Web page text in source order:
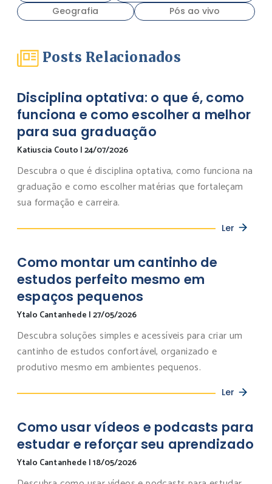
Geografia
Pós ao vivo
Posts Relacionados
Disciplina optativa: o que é, como
funciona e como escolher a melhor
para sua graduação
Katiuscia Couto |24/07/2026
Descubra o que é disciplina optativa, como funciona na
graduação e como escolher matérias que fortaleçam
sua formação e carreira.
Ler
Como montar um cantinho de
estudos perfeito mesmo em
espaços pequenos
Ytalo Cantanhede |27/05/2026
Descubra soluções simples e acessíveis para criar um
cantinho de estudos confortável, organizado e
produtivo mesmo em ambientes pequenos.
Ler
Como usar vídeos e podcasts para
estudar e reforçar seu aprendizado
Ytalo Cantanhede |18/05/2026